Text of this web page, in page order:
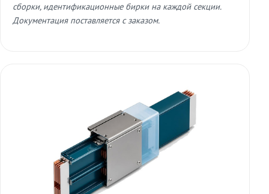
сборки, идентификационные бирки на каждой секции.
Документация поставляется с заказом.